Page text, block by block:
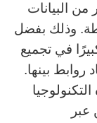
من البيانات
وذلك بفضل
في تجميع
روابط بينها.
عبر